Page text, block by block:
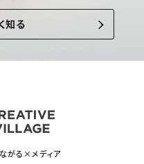
知る
がる×メディア